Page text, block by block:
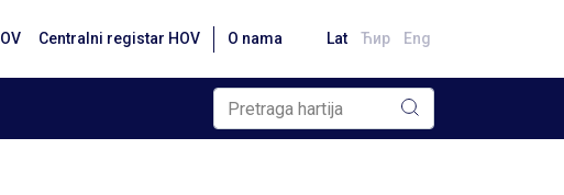
Centralni registar HOV O nama Lat Ћир Eng